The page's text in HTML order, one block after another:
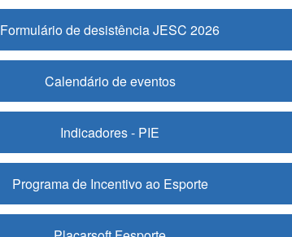
Formulário de desistência JESC 2026
Calendário de eventos
Indicadores - PIE
Programa de Incentivo ao Esporte